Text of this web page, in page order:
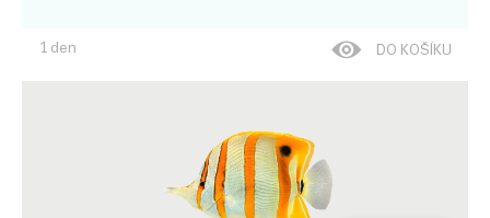
1 den DO KOŠÍKU